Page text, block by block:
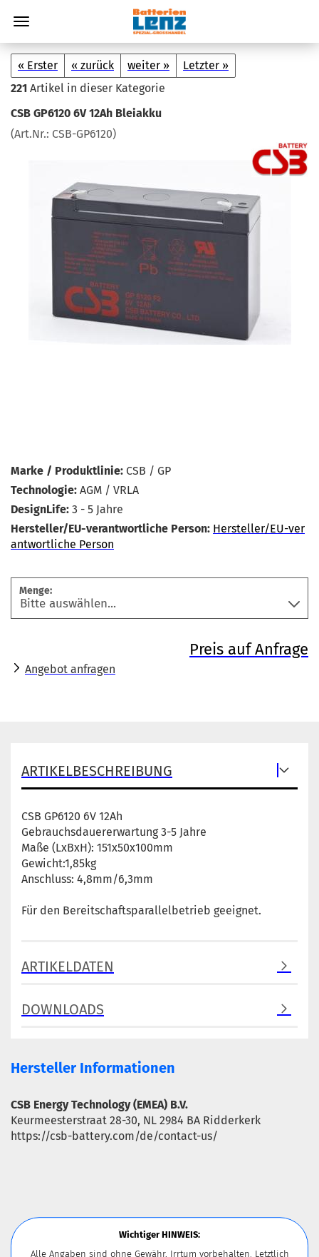
« Erster « zurück weiter »
Letzter »
221 Artikel in dieser Kategorie
CSB GP6120 6V 12Ah Blei­ak­ku
(Art.Nr.: CSB-​GP6120)
Marke / Produktlinie: CSB / GP
Technologie: AGM / VRLA
DesignLife: 3 - 5 Jahre
Hersteller/EU-verantwortliche Person: Hersteller/EU-ver
antwortliche Person
Menge:
Preis auf Anfrage
Angebot anfragen
ARTIKELBESCHREIBUNG
CSB GP6120 6V 12Ah
Gebrauchsdauererwartung 3-5 Jahre
Maße (LxBxH): 151x50x100mm
Gewicht:1,85kg
Anschluss: 4,8mm/6,3mm
Für den Bereitschaftsparallelbetrieb geeignet.
ARTIKELDATEN
DOWNLOADS
Hersteller Informationen
CSB Energy Technology (EMEA) B.V.
Keurmeesterstraat 28-30, NL 2984 BA Ridderkerk
https://csb-battery.com/de/contact-us/
Wichtiger HINWEIS:
Alle Angaben sind ohne Gewähr, Irrtum vorbehalten. Letztlich